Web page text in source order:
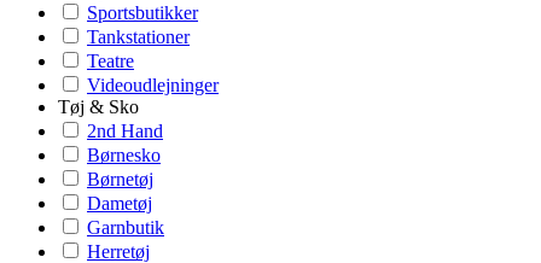
Sportsbutikker
Tankstationer
Teatre
Videoudlejninger
Tøj & Sko
2nd Hand
Børnesko
Børnetøj
Dametøj
Garnbutik
Herretøj